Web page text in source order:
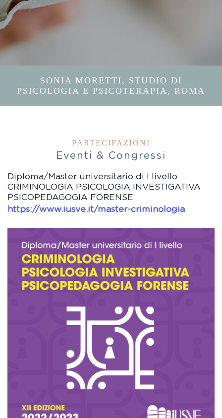
SONIA MORETTI, STUDIO DI
PSICOLOGIA E PSICOTERAPIA, ROMA
PARTECIPAZIONI
Eventi & Congressi
Diploma/Master universitario di I livello
CRIMINOLOGIA PSICOLOGIA INVESTIGATIVA
PSICOPEDAGOGIA FORENSE
https://www.iusve.it/master-criminologia